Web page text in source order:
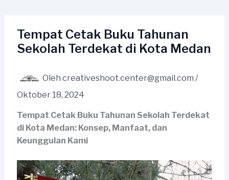
kontenTempat Cetak Buku Tahunan
Sekolah Terdekat di Kota Medan
Oleh creativeshoot.center@gmail.com /
Oktober 18, 2024
Tempat Cetak Buku Tahunan Sekolah Terdekat
di Kota Medan: Konsep, Manfaat, dan
Keunggulan Kami